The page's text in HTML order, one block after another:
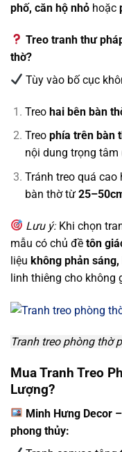
phố, căn hộ nhỏ hoặc
Treo tranh thư
thờ?
Tùy vào bố cục
Treo hai bên bàn
Treo phía trên bàn
nội dung trọng tâm
Tránh treo quá
bàn thờ từ
Lưu ý: Khi chọn
mẫu có chủ đề tôn
liệu không phản
linh thiêng cho không
Tranh treo phòng thờ
Mua Tranh Treo
Lượng?
Minh Hưng Decor
phong thủy: